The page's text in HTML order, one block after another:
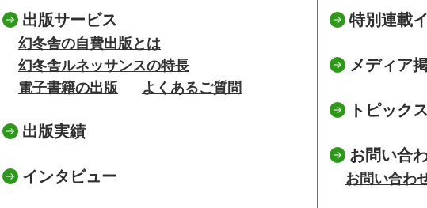
出版サービス
幻冬舎の自費出版とは
幻冬舎ルネッサンスの特長
電子書籍の出版
よくあるご質問
出版実績
インタビュー
特別連載
メディア
トピック
お問い合
お問い合わ